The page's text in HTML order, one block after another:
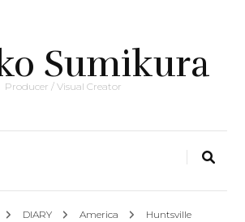
Sumikura
Producer / Visual Creator
DIARY America
Huntsville